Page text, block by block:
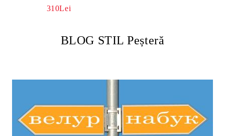
TIP ROMAN DIN PIELE
310Lei
BLOG STIL Peșteră